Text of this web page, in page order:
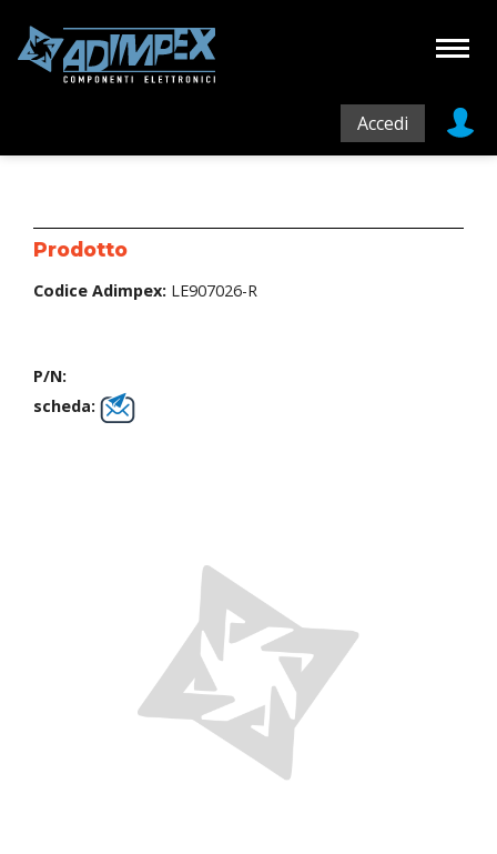
Accedi
Prodotto
Codice Adimpex: LE907026-R
P/N:
scheda: